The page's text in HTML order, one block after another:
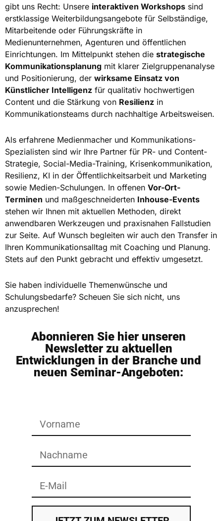
gibt uns Recht: Unsere interaktiven Workshops sind
erstklassige Weiterbildungsangebote für Selbständige,
Mitarbeitende oder Führungskräfte in
Medienunternehmen, Agenturen und öffentlichen
Einrichtungen. Im Mittelpunkt stehen die strategische
Kommunikationsplanung mit klarer Zielgruppenanalyse
und Positionierung, der wirksame Einsatz von
Künstlicher Intelligenz für qualitativ hochwertigen
Content und die Stärkung von Resilienz in
Kommunikationsteams durch nachhaltige Arbeitsweisen.
Als erfahrene Medienmacher und Kommunikations-
Spezialisten sind wir Ihre Partner für PR- und Content-
Strategie, Social-Media-Training, Krisenkommunikation,
Resilienz, KI in der Öffentlichkeitsarbeit und Marketing
sowie Medien-Schulungen. In offenen Vor-Ort-
Terminen und maßgeschneiderten Inhouse-Events
stehen wir Ihnen mit aktuellen Methoden, direkt
anwendbaren Werkzeugen und praxisnahen Fallstudien
zur Seite. Auf Wunsch begleiten wir auch den Transfer in
Ihren Kommunikationsalltag mit Coaching und Planung.
Stets auf den Punkt gebracht und effektiv umgesetzt.
Sie haben individuelle Themenwünsche und
Schulungsbedarfe? Scheuen Sie sich nicht, uns
anzusprechen!
Abonnieren Sie hier unseren
Newsletter zu aktuellen
Entwicklungen in der Branche und
neuen Seminar-Angeboten: